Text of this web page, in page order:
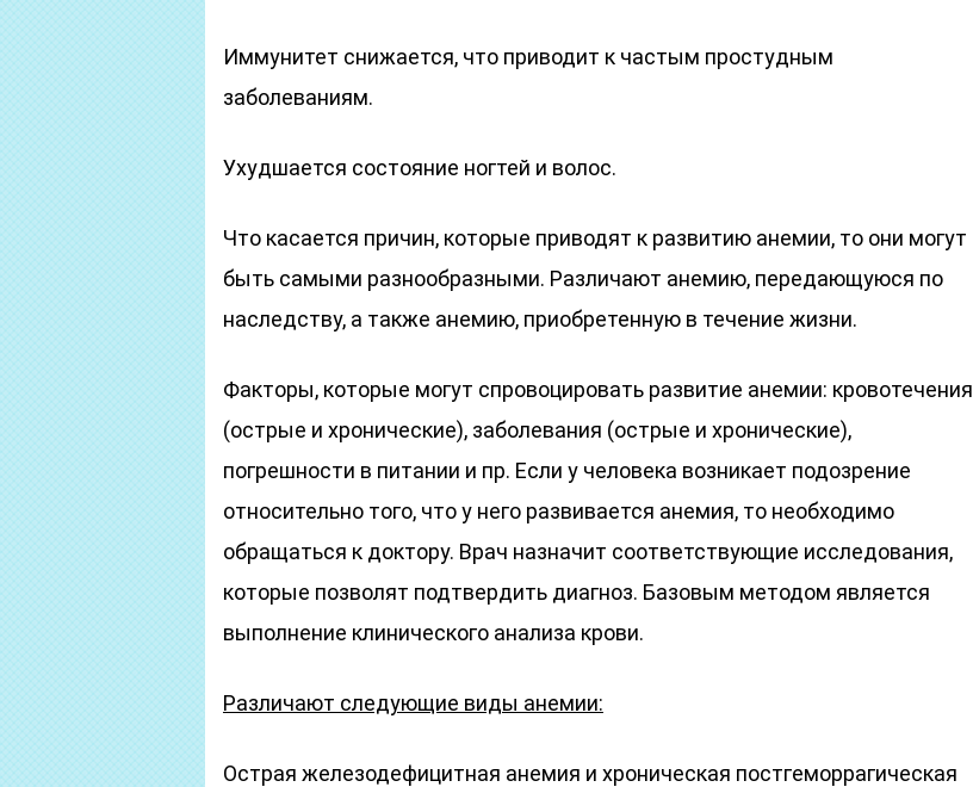
Иммунитет снижается, что приводит к частым простудным
заболеваниям.
Ухудшается состояние ногтей и волос.
Что касается причин, которые приводят к развитию анемии, то они могут
быть самыми разнообразными. Различают анемию, передающуюся по
наследству, а также анемию, приобретенную в течение жизни.
Факторы, которые могут спровоцировать развитие анемии: кровотечения
(острые и хронические), заболевания (острые и хронические),
погрешности в питании и пр. Если у человека возникает подозрение
относительно того, что у него развивается анемия, то необходимо
обращаться к доктору. Врач назначит соответствующие исследования,
которые позволят подтвердить диагноз. Базовым методом является
выполнение клинического анализа крови.
Различают следующие виды анемии:
Острая железодефицитная анемия и хроническая постгеморрагическая